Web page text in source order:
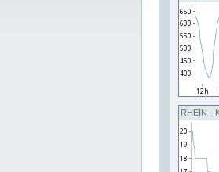
RHEIN -